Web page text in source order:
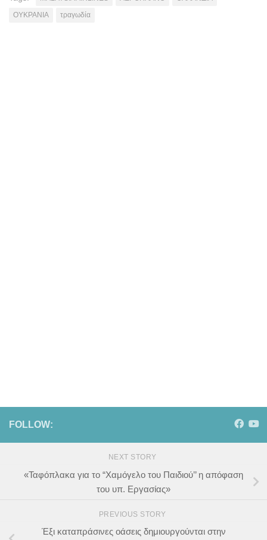
ΟΥΚΡΑΝΙΑ
τραγωδία
FOLLOW:
NEXT STORY
«Ταφόπλακα για το “Χαμόγελο του Παιδιού’’ η απόφαση
του υπ. Εργασίας»
PREVIOUS STORY
Έξι καταπράσινες οάσεις δημιουργούνται στην